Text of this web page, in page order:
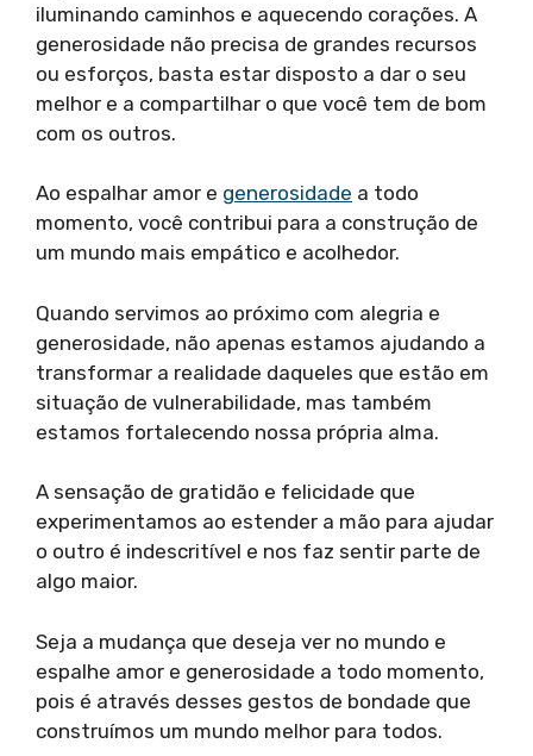
iluminando caminhos e aquecendo corações. A
generosidade não precisa de grandes recursos
ou esforços, basta estar disposto a dar o seu
melhor e a compartilhar o que você tem de bom
com os outros.
Ao espalhar amor e generosidade a todo
momento, você contribui para a construção de
um mundo mais empático e acolhedor.
Quando servimos ao próximo com alegria e
generosidade, não apenas estamos ajudando a
transformar a realidade daqueles que estão em
situação de vulnerabilidade, mas também
estamos fortalecendo nossa própria alma.
A sensação de gratidão e felicidade que
experimentamos ao estender a mão para ajudar
o outro é indescritível e nos faz sentir parte de
algo maior.
Seja a mudança que deseja ver no mundo e
espalhe amor e generosidade a todo momento,
pois é através desses gestos de bondade que
construímos um mundo melhor para todos.